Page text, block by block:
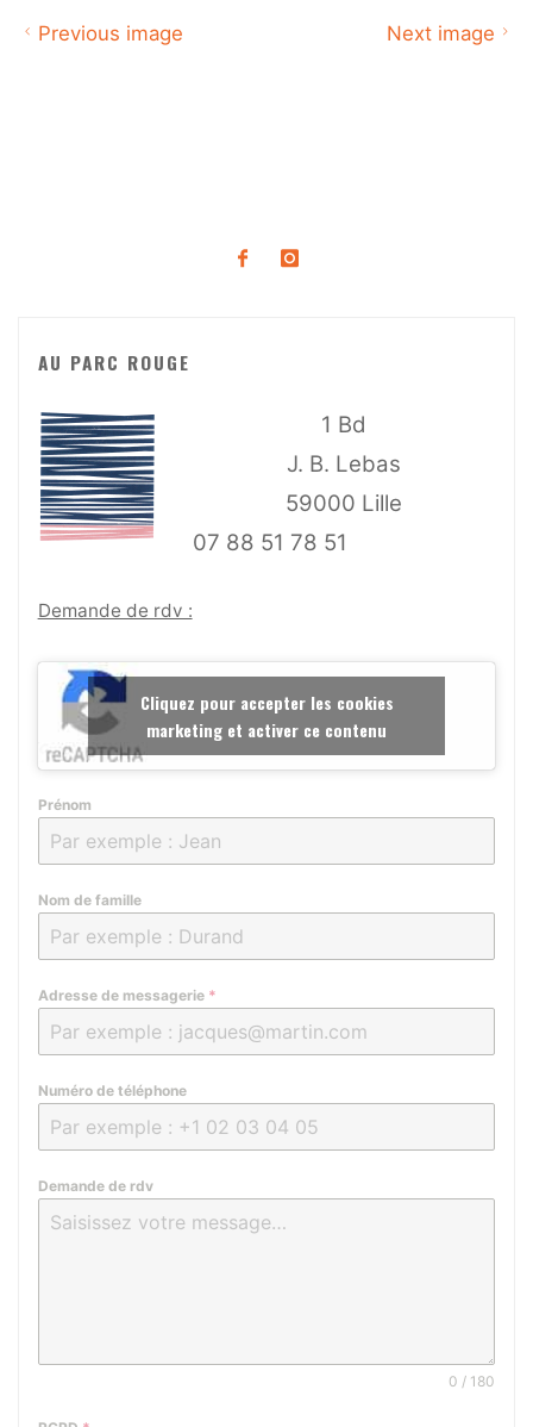
Previous image Next image
AU PARC ROUGE
1 Bd
J. B. Lebas
59000 Lille
07 88 51 78 51
Demande de rdv :
Cliquez pour accepter les cookies
marketing et activer ce contenu
Prénom
Nom de famille
Adresse de messagerie *
Numéro de téléphone
Demande de rdv
0 / 180